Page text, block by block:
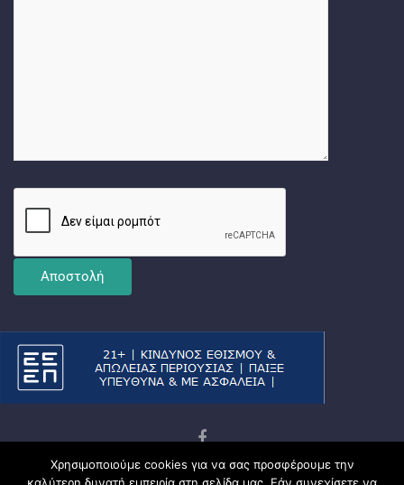
Copyright © 2026Ματσωμένος Γάτος – Όλα για το
Χρησιμοποιούμε cookies για να σας προσφέρουμε την